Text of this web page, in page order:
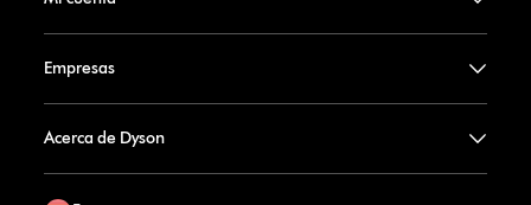
Empresas
Acerca de Dyson